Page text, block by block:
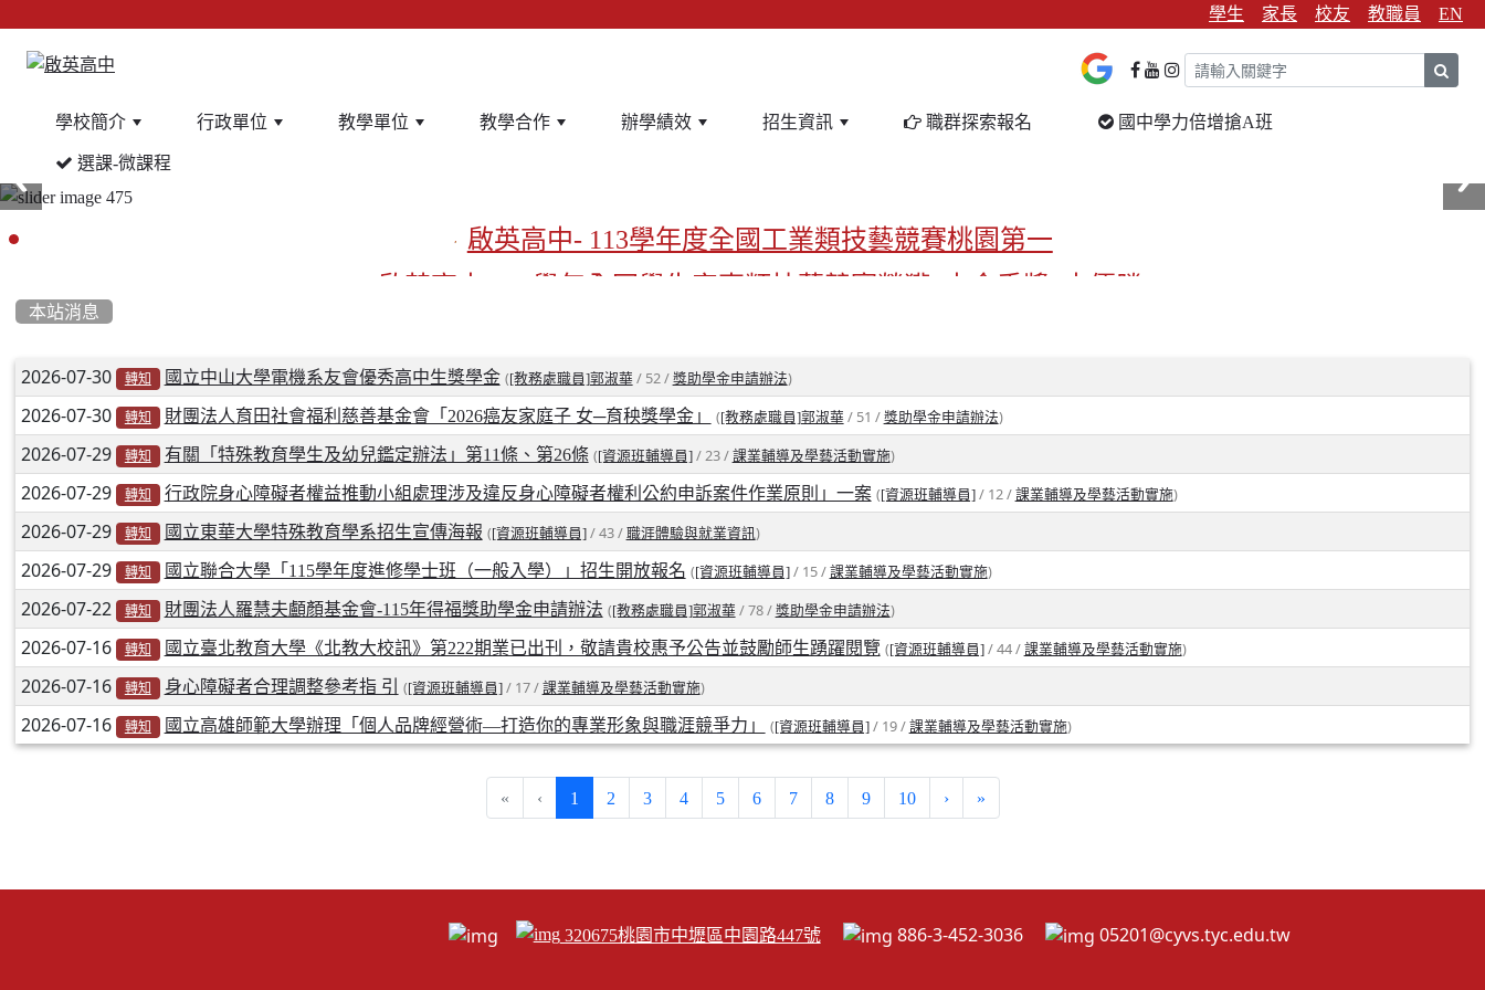
學生 家長 校友 教職員 EN
學校簡介 行政單位 教學單位 教學合作 辦學績效 招生資訊 職群探索報名 國中學力倍增搶A班
選課-微課程
啟英高中- 113學年度全國工業類技藝競賽桃園第一
啟英高中-113學年全國學生家事類技藝競賽榮獲1支金手獎3支優勝
餐飲管理科桃園第一、資料處理科北台灣私校第一
啟英高中-汽車科榮耀桃園
啟英高中-時尚科桃園第一
本站消息
文章列表
2026-07-30 轉知 國立中山大學電機系友會優秀高中生獎學金 ([教務處職員]郭淑華/ 52 / 獎助學金申請辦法)
2026-07-30 轉知 財團法人育田社會福利慈善基金會「2026癌友家庭子 女─育秧獎學金」 ([教務處職員]郭淑華/ 51 / 獎助學金申請辦法)
2026-07-29 轉知 有關「特殊教育學生及幼兒鑑定辦法」第11條、第26條 ([資源班輔導員]/ 23 / 課業輔導及學藝活動實施)
2026-07-29 轉知 行政院身心障礙者權益推動小組處理涉及違反身心障礙者權利公約申訴案件作業原則」一案 ([資源班輔導員]/ 12 / 課業輔導及學藝活動實施)
2026-07-29 轉知 國立東華大學特殊教育學系招生宣傳海報 ([資源班輔導員]/ 43 / 職涯體驗與就業資訊)
2026-07-29 轉知 國立聯合大學「115學年度進修學士班（一般入學）」招生開放報名 ([資源班輔導員]/ 15 / 課業輔導及學藝活動實施)
2026-07-22 轉知 財團法人羅慧夫顱顏基金會-115年得福獎助學金申請辦法 ([教務處職員]郭淑華/ 78 / 獎助學金申請辦法)
2026-07-16 轉知 國立臺北教育大學《北教大校訊》第222期業已出刊，敬請貴校惠予公告並鼓勵師生踴躍閱覽 ([資源班輔導員]/ 44 / 課業輔導及學藝活動實施)
2026-07-16 轉知 身心障礙者合理調整參考指 引 ([資源班輔導員]/ 17 / 課業輔導及學藝活動實施)
2026-07-16 轉知 國立高雄師範大學辦理「個人品牌經營術—打造你的專業形象與職涯競爭力」 ([資源班輔導員]/ 19 / 課業輔導及學藝活動實施)
« ‹ 1 (current)
2 3 4 5 6 7 8 9 10 › »
320675桃園市中壢區中園路447號 886-3-452-3036 05201@cyvs.tyc.edu.tw